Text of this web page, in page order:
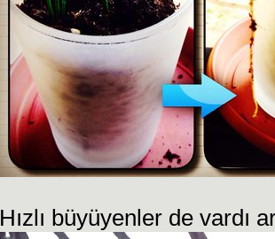
Hızlı büyüyenler de vardı